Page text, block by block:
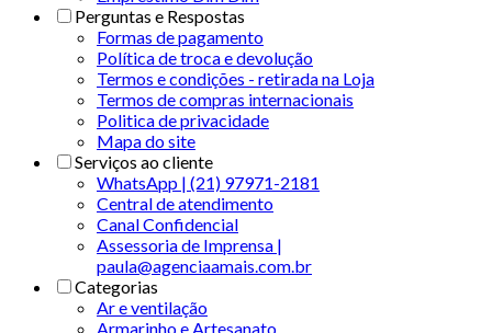
Perguntas e Respostas
Formas de pagamento
Política de troca e devolução
Termos e condições - retirada na Loja
Termos de compras internacionais
Politica de privacidade
Mapa do site
Serviços ao cliente
WhatsApp | (21) 97971-2181
Central de atendimento
Canal Confidencial
Assessoria de Imprensa |
paula@agenciaamais.com.br
Categorias
Ar e ventilação
Armarinho e Artesanato